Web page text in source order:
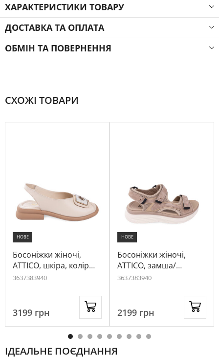
ХАРАКТЕРИСТИКИ ТОВАРУ
ДОСТАВКА ТА ОПЛАТА
ОБМІН ТА ПОВЕРНЕННЯ
СХОЖІ ТОВАРИ
НОВЕ
Босоніжки жіночі,
ATTICO, шкіра, колір
бежевий, 1032470
3637383940
3199 грн
НОВЕ
Босоніжки жіночі,
ATTICO, замша/
текстиль, колір
3637383940
2199 грн
ІДЕАЛЬНЕ ПОЄДНАННЯ